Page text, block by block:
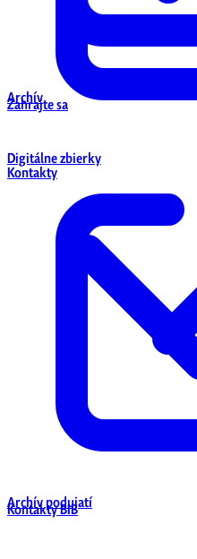
Zahrajte sa
Kontakty BIB
Digitálne zbierky
Kontakty
Archív
Archív podujatí